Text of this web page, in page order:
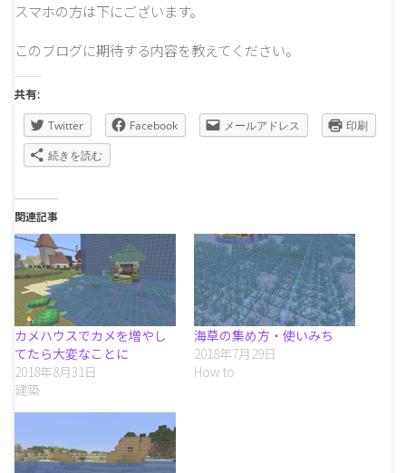
スマホの方は下にございます。
このブログに期待する内容を教えてください。
共有:
Twitter Facebook メールアドレス
印刷
続きを読む
関連記事
カメハウスでカメを増やし
てたら大変なことに
2018年8月31日
建築
海草の集め方・使いみち
2018年7月29日
How to